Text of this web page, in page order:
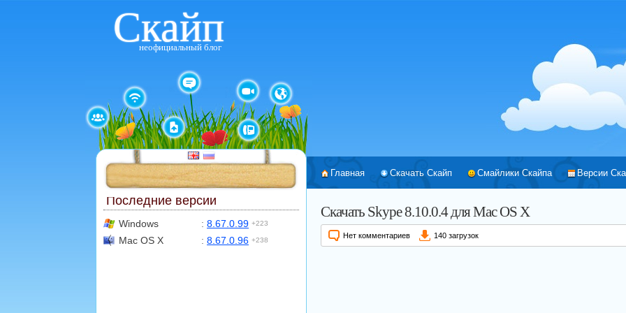
Скайп
неофициальный блог
Главная Скачать Скайп Смайлики Скайпа Версии
Скачать Skype 8.10.0.4 для Mac OS X
Нет комментариев 140 загрузок
Последние версии
Windows : 8.67.0.99 +223
Mac OS X : 8.67.0.96 +238